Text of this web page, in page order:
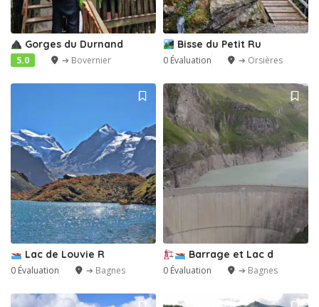
Gorges du Durnand
5.0 ➔ Bovernier
Bisse du Petit Ru
0 Évaluation ➔ Orsières
Lac de Louvie R
0 Évaluation ➔ Bagnes
Barrage et Lac d
0 Évaluation ➔ Bagnes